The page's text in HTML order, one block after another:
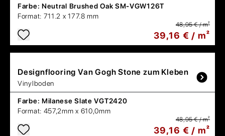
Farbe: Neutral Brushed Oak SM-VGW126T
Format: 711.2 x 177.8 mm
48,95 € / m²
39,16 € / m²
Designflooring Van Gogh Stone zum Kleben
Vinylboden
Farbe: Milanese Slate VGT2420
Format: 457,2mm x 610,0mm
48,95 € / m²
39,16 € / m²